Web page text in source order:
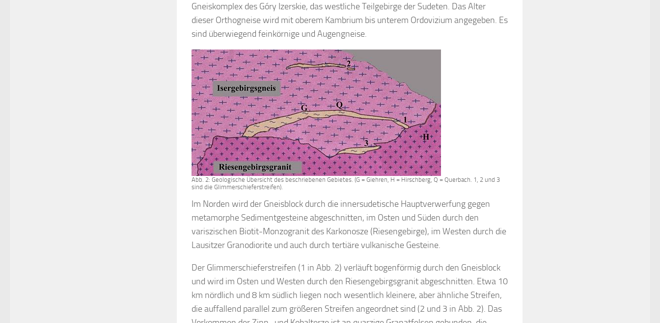
Gneiskomplex des Góry Izerskie, das westliche Teilgebirge der Sudeten. Das Alter
dieser Orthogneise wird mit oberem Kambrium bis unterem Ordovizium angegeben. Es
sind überwiegend feinkörnige und Augengneise.
Abb. 2: Geologische Übersicht des beschriebenen Gebietes. (G = Giehren, H = Hirschberg, Q = Querbach. 1, 2 und 3
sind die Glimmerschieferstreifen).
Im Norden wird der Gneisblock durch die innersudetische Hauptverwerfung gegen
metamorphe Sedimentgesteine abgeschnitten, im Osten und Süden durch den
variszischen Biotit-Monzogranit des Karkonosze (Riesengebirge), im Westen durch die
Lausitzer Granodiorite und auch durch tertiäre vulkanische Gesteine.
Der Glimmerschieferstreifen (1 in Abb. 2) verläuft bogenförmig durch den Gneisblock
und wird im Osten und Westen durch den Riesengebirgsgranit abgeschnitten. Etwa 10
km nördlich und 8 km südlich liegen noch wesentlich kleinere, aber ähnliche Streifen,
die auffallend parallel zum größeren Streifen angeordnet sind (2 und 3 in Abb. 2). Das